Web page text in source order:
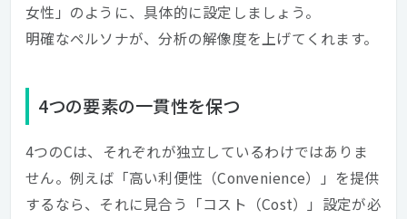
女性」のように、具体的に設定しましょう。
明確なペルソナが、分析の解像度を上げてくれます。
4つの要素の一貫性を保つ
4つのCは、それぞれが独立しているわけではありま
せん。例えば「高い利便性（Convenience）」を提供
するなら、それに見合う「コスト（Cost）」設定が必